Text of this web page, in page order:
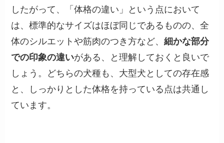
したがって、「体格の違い」という点において
は、標準的なサイズはほぼ同じであるものの、全
体のシルエットや筋肉のつき方など、細かな部分
での印象の違いがある、と理解しておくと良いで
しょう。どちらの犬種も、大型犬としての存在感
と、しっかりとした体格を持っている点は共通し
ています。